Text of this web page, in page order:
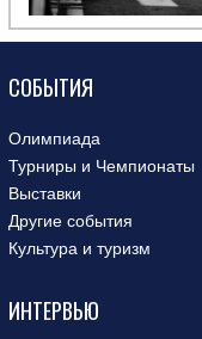
СОБЫТИЯ
Олимпиада
Турниры и Чемпионаты
Выставки
Другие события
Культура и туризм
ИНТЕРВЬЮ